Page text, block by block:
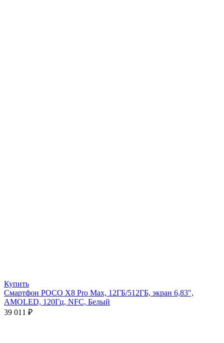
Купить
Смартфон POCO X8 Pro Max, 12ГБ/512ГБ, экран 6,83″,
AMOLED, 120Гц, NFC, Белый
39 011 ₽